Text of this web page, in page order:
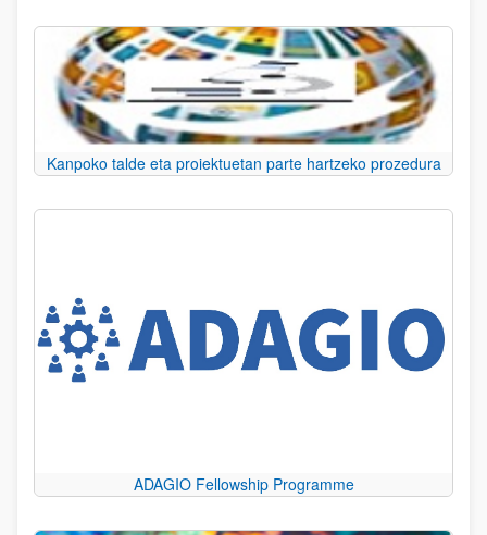
Kanpoko talde eta proiektuetan parte hartzeko prozedura
ADAGIO Fellowship Programme